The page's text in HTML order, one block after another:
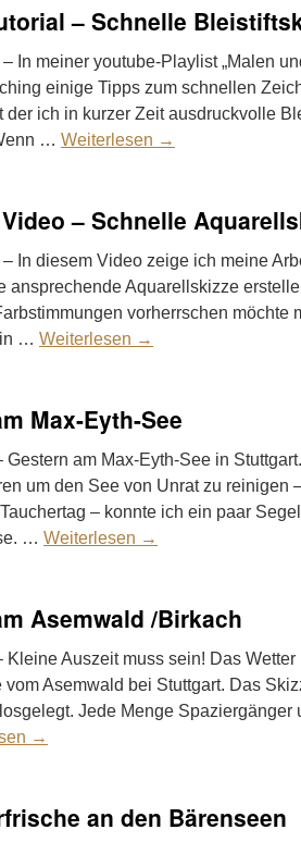
– Schnelle
In meiner youtube-Playlist „Malen
einige Tipps zum schnellen
der ich in kurzer Zeit ausdruckvolle
… Weiterlesen →
– Schnelle
In diesem Video zeige ich meine
ansprechende Aquarellskizze
vorherrschen möchte
in … Weiterlesen →
Max-Eyth-See
Gestern am Max-Eyth-See in
um den See von Unrat zu reinigen
– konnte ich ein paar
… Weiterlesen →
Asemwald /Birkach
Kleine Auszeit muss sein! Das
vom Asemwald bei Stuttgart. Das
Jede Menge Spaziergänger
→
an den Bärenseen